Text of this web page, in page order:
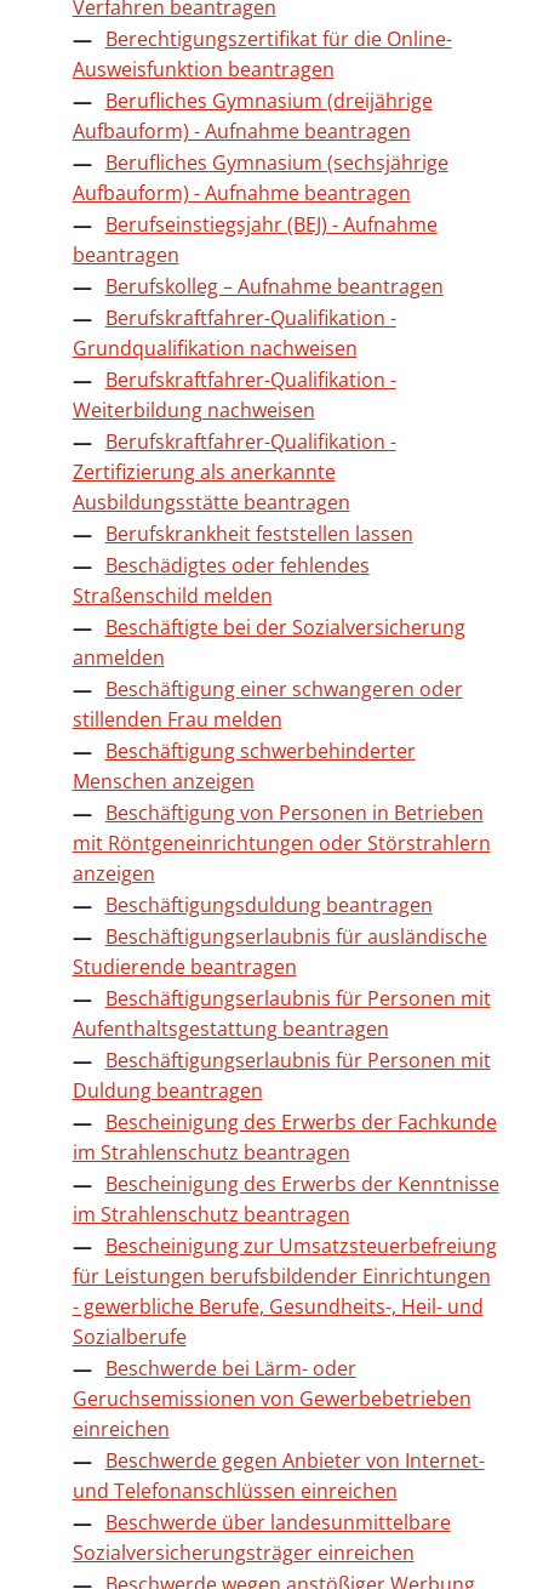
Verfahren beantragen
Berechtigungszertifikat für die Online-
Ausweisfunktion beantragen
Berufliches Gymnasium (dreijährige
Aufbauform) - Aufnahme beantragen
Berufliches Gymnasium (sechsjährige
Aufbauform) - Aufnahme beantragen
Berufseinstiegsjahr (BEJ) - Aufnahme
beantragen
Berufskolleg – Aufnahme beantragen
Berufskraftfahrer-Qualifikation -
Grundqualifikation nachweisen
Berufskraftfahrer-Qualifikation -
Weiterbildung nachweisen
Berufskraftfahrer-Qualifikation -
Zertifizierung als anerkannte
Ausbildungsstätte beantragen
Berufskrankheit feststellen lassen
Beschädigtes oder fehlendes
Straßenschild melden
Beschäftigte bei der Sozialversicherung
anmelden
Beschäftigung einer schwangeren oder
stillenden Frau melden
Beschäftigung schwerbehinderter
Menschen anzeigen
Beschäftigung von Personen in Betrieben
mit Röntgeneinrichtungen oder Störstrahlern
anzeigen
Beschäftigungsduldung beantragen
Beschäftigungserlaubnis für ausländische
Studierende beantragen
Beschäftigungserlaubnis für Personen mit
Aufenthaltsgestattung beantragen
Beschäftigungserlaubnis für Personen mit
Duldung beantragen
Bescheinigung des Erwerbs der Fachkunde
im Strahlenschutz beantragen
Bescheinigung des Erwerbs der Kenntnisse
im Strahlenschutz beantragen
Bescheinigung zur Umsatzsteuerbefreiung
für Leistungen berufsbildender Einrichtungen
- gewerbliche Berufe, Gesundheits-, Heil- und
Sozialberufe
Beschwerde bei Lärm- oder
Geruchsemissionen von Gewerbebetrieben
einreichen
Beschwerde gegen Anbieter von Internet-
und Telefonanschlüssen einreichen
Beschwerde über landesunmittelbare
Sozialversicherungsträger einreichen